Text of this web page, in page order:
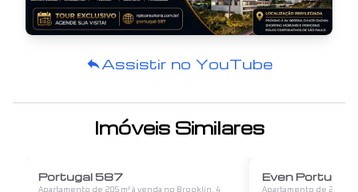
Assistir no YouTube
Imóveis Similares
Portugal 587
Apartamento de 205 m² à venda no Brooklin. 4
Even Portugal
Apartamento de 224